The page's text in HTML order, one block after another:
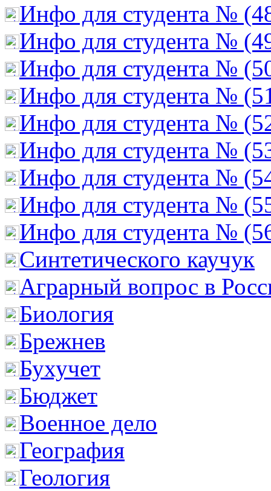
Инфо для студента №
Инфо для студента №
Инфо для студента №
Инфо для студента №
Инфо для студента №
Инфо для студента №
Инфо для студента №
Инфо для студента №
Инфо для студента №
Cинтетического каучук
Аграрный вопрос в
Биология
Брежнев
Бухучет
Бюджет
Военное дело
География
Геология